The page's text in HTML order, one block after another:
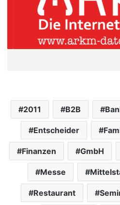
2011 B2B
Entscheider
Finanzen GmbH
Messe
Restaurant